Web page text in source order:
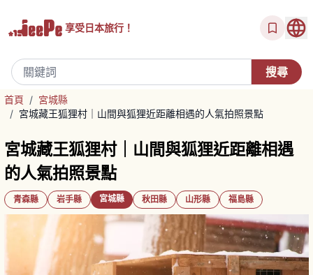
享受日本旅行！
首頁 / 宮城縣
/ 宮城藏王狐狸村｜山間與狐狸近距離相遇的人氣拍照景點
宮城藏王狐狸村｜山間與狐狸近距離相遇
的人氣拍照景點
青森縣 岩手縣 宮城縣 秋田縣 山形縣 福島縣